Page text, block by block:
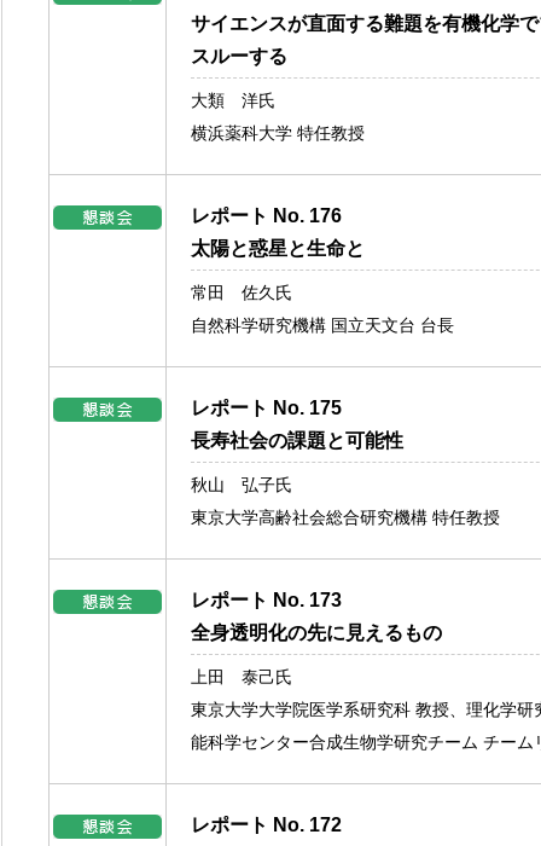
サイエンスが直面する難題を有機化学
スルーする
大類 洋氏
横浜薬科大学 特任教授
レポート No. 176
太陽と惑星と生命と
常田 佐久氏
自然科学研究機構 国立天文台 台長
レポート No. 175
長寿社会の課題と可能性
秋山 弘子氏
東京大学高齢社会総合研究機構 特任教授
レポート No. 173
全身透明化の先に見えるもの
上田 泰己氏
東京大学大学院医学系研究科 教授、理化学研
能科学センター合成生物学研究チーム チーム
レポート No. 172